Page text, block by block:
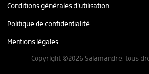
Conditions générales d'utilisation
Politique de confidentialité
Mentions légales
Copyright ©2026 Salamandre, tous